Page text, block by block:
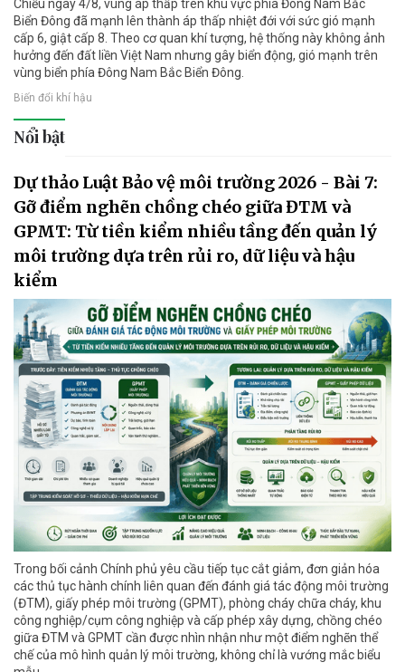
Chiều ngày 4/8, vùng áp thấp trên khu vực phía Đông Nam Bắc
Biển Đông đã mạnh lên thành áp thấp nhiệt đới với sức gió mạnh
cấp 6, giật cấp 8. Theo cơ quan khí tượng, hệ thống này không ảnh
hưởng đến đất liền Việt Nam nhưng gây biển động, gió mạnh trên
vùng biển phía Đông Nam Bắc Biển Đông.
Biến đổi khí hậu
Nổi bật
Dự thảo Luật Bảo vệ môi trường 2026 - Bài 7:
Gỡ điểm nghẽn chồng chéo giữa ĐTM và
GPMT: Từ tiền kiểm nhiều tầng đến quản lý
môi trường dựa trên rủi ro, dữ liệu và hậu
kiểm
Trong bối cảnh Chính phủ yêu cầu tiếp tục cắt giảm, đơn giản hóa
các thủ tục hành chính liên quan đến đánh giá tác động môi trường
(ĐTM), giấy phép môi trường (GPMT), phòng cháy chữa cháy, khu
công nghiệp/cụm công nghiệp và cấp phép xây dựng, chồng chéo
giữa ĐTM và GPMT cần được nhìn nhận như một điểm nghẽn thể
chế của mô hình quản lý môi trường, không chỉ là vướng mắc biểu